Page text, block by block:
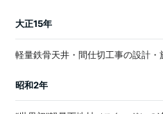
大正15年
軽量鉄骨天井・間仕切工事の設計・
昭和2年